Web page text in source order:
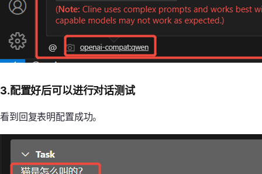
3.配置好后可以进行对话测试
看到回复表明配置成功。